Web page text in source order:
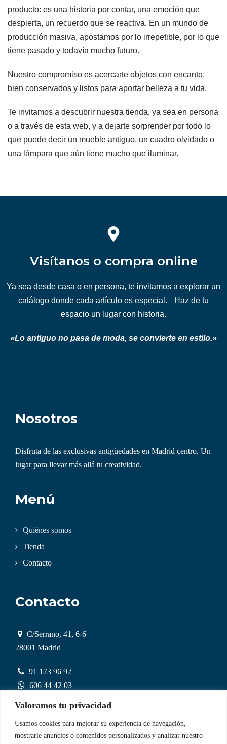
Valoramos tu privacidad
Usamos cookies para mejorar su experiencia de navegación,
mostrarle anuncios o contenidos personalizados y analizar nuestro
producto: es una historia por contar, una emoción que
despierta, un recuerdo que se reactiva. En un mundo de
producción masiva, apostamos por lo irrepetible, por lo que
tiene pasado y todavía mucho futuro.
Nuestro compromiso es acercarte objetos con encanto,
bien conservados y listos para aportar belleza a tu vida.
Te invitamos a descubrir nuestra tienda, ya sea en persona
o a través de esta web, y a dejarte sorprender por todo lo
que puede decir un mueble antiguo, un cuadro olvidado o
una lámpara que aún tiene mucho que iluminar.
Visítanos o compra online
Ya sea desde casa o en persona, te invitamos a explorar un
catálogo donde cada artículo es especial. Haz de tu
espacio un lugar con historia.
«Lo antiguo no pasa de moda, se convierte en estilo.»
Nosotros
Disfruta de las exclusivas antigüedades en Madrid centro. Un
lugar para llevar más allá tu creatividad.
Menú
Quiénes somos
Tienda
Contacto
Contacto
C/Serrano, 41, 6-6
28001 Madrid
91 173 96 92
606 44 42 03
administracion@pipino.es